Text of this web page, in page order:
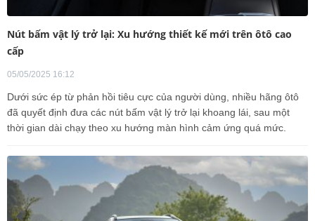
Nút bấm vật lý trở lại: Xu hướng thiết kế mới trên ôtô cao
cấp
05/05/2025 16:12
Dưới sức ép từ phản hồi tiêu cực của người dùng, nhiều hãng ôtô
đã quyết định đưa các nút bấm vật lý trở lại khoang lái, sau một
thời gian dài chạy theo xu hướng màn hình cảm ứng quá mức.